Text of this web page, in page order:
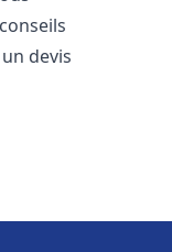
devis